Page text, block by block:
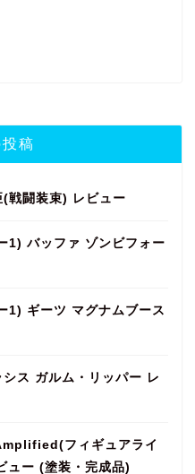
稿
(戦闘装束) レビュー
1) バッファ ゾンビフォー
1) ギーツ マグナムブース
ス ガルム・リッパー レ
フィギュアライ
ュー (塗装・完成品)